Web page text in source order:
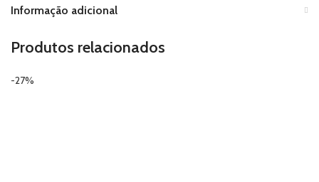
Informação adicional
Produtos relacionados
-27%